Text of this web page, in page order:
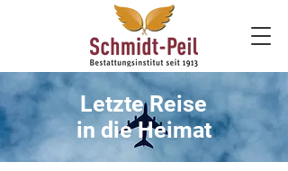
Letzte Reise
in die Heimat